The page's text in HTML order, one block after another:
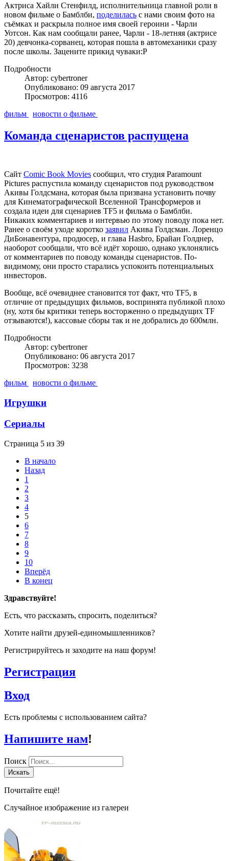
Актриса Хайли Стенфилд, исполнительница главной роли в
новом фильме о Бамблби, поделилась с нами своим фото на
съёмках и раскрыла полное имя своей героини - Чарли
Уотсон. Как нам сообщали ранее, Чарли - 18-летняя (актрисе
20) девчонка-сорванец, которая пошла в автомеханики сразу
после школы. Зацените прикид чуваки:P
Подробности
Автор: cybertroner
Опубликовано: 09 августа 2017
Просмотров: 4116
фильм
новости о фильме
Команда сценаристов распущена
Сайт Comic Book Movies сообщил, что студия Paramount
Pictures распустила команду сценаристов под руководством
Акивы Голдсмана, которая была призвана установить почву
для Кинематографической Вселенной Трансформеров и
создала идеи для сценариев TF5 и фильма о Бамблби.
Никаких комментариев и интервью по этому поводу пока нет.
Ранее о своём уходе коротко заявил Акива Голдсман. Лоренцо
ДиБонавентура, продюсер, и глава Hasbro, Брайан Голднер,
наоборот сообщали, что всё идёт хорошо, однако уклонялись
от комментариев по поводу команды сценаристов. По-
видимому, они просто старались успокоить потенциальных
инвесторов.
Вообще, всё очевиднее становится тот факт, что TF5, в
отличие от предыдущих фильмов, воспринята публикой плохо
(ну, хотя бы критики теперь восторженно о предыдущих TF
отзываются!), кассовые сборы так и не добрались до 600млн.
Подробности
Автор: cybertroner
Опубликовано: 06 августа 2017
Просмотров: 3238
фильм
новости о фильме
Игрушки
Сериалы
Страница 5 из 39
В начало
Назад
1
2
3
4
5
6
7
8
9
10
Вперёд
В конец
Здравствуйте!
Есть, что рассказать, спросить, поделиться?
Хотите найти друзей-единомышленников?
Регистрируйтесь и заходите на наш форум!
Регистрация
Вход
Есть проблемы с использованием сайта?
Напишите нам!
Поиск
Искать
Почитайте ещё!
Случайное изображение из галереи